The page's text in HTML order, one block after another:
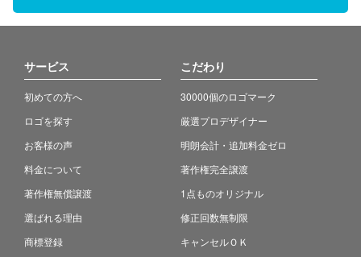
サービス
初めての方へ
ロゴを探す
お客様の声
料金について
著作権無償譲渡
選ばれる理由
商標登録
こだわり
30000個のロゴマーク
厳選プロデザイナー
明朗会計・追加料金ゼロ
著作権完全譲渡
1点ものオリジナル
修正回数無制限
キャンセルＯＫ